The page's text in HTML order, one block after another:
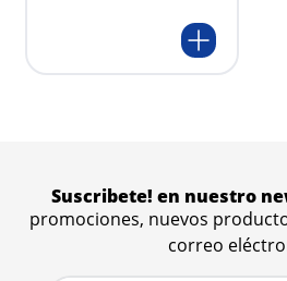
Suscribete! en nuestro
promociones, nuevos
correo